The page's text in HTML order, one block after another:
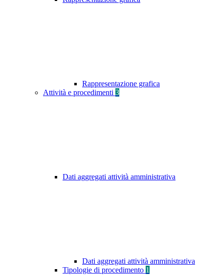
Rappresentazione grafica
Attività e procedimenti 3
Dati aggregati attività amministrativa
Dati aggregati attività amministrativa
Tipologie di procedimento 1